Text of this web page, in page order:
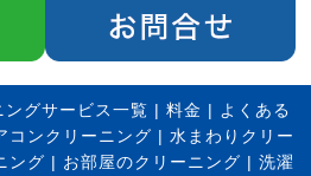
ングサービス一覧 | 料金 | よくある
コンクリーニング | 水まわりクリー
ング | お部屋のクリーニング | 洗濯